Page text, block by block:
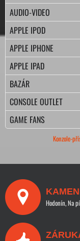
AUDIO-VIDEO
APPLE IPOD
APPLE IPHONE
APPLE IPAD
BAZÁR
CONSOLE OUTLET
GAME FANS
Konzole-
Hodonín, Na